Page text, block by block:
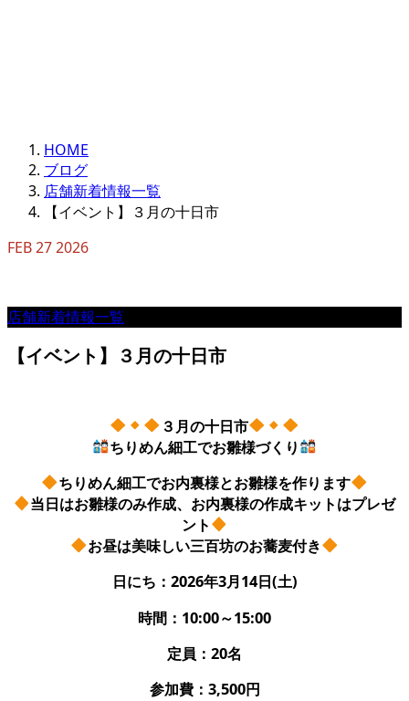
HOME
ブログ
店舗新着情報一覧
【イベント】３月の十日市
FEB272026
店舗新着情報一覧
【イベント】３月の十日市
３月の十日市
ちりめん細工でお雛様づくり
ちりめん細工でお内裏様とお雛様を作ります
当日はお雛様のみ作成、お内裏様の作成キットはプレゼ
ント
お昼は美味しい三百坊のお蕎麦付き
日にち：2026年3月14日(土)
時間：10:00～15:00
定員：20名
参加費：3,500円